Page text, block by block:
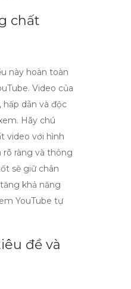
chất
này hoàn toàn
Video của
hấp dẫn và độc
Hãy chú
video với hình
rõ ràng và thông
sẽ giữ chân
khả năng
YouTube tự
đề và